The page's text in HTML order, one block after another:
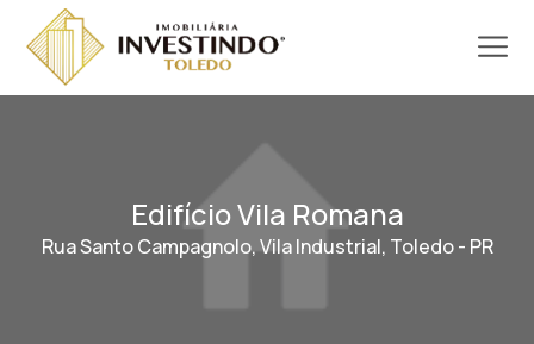
Edifício Vila Romana
Rua Santo Campagnolo, Vila Industrial, Toledo - PR